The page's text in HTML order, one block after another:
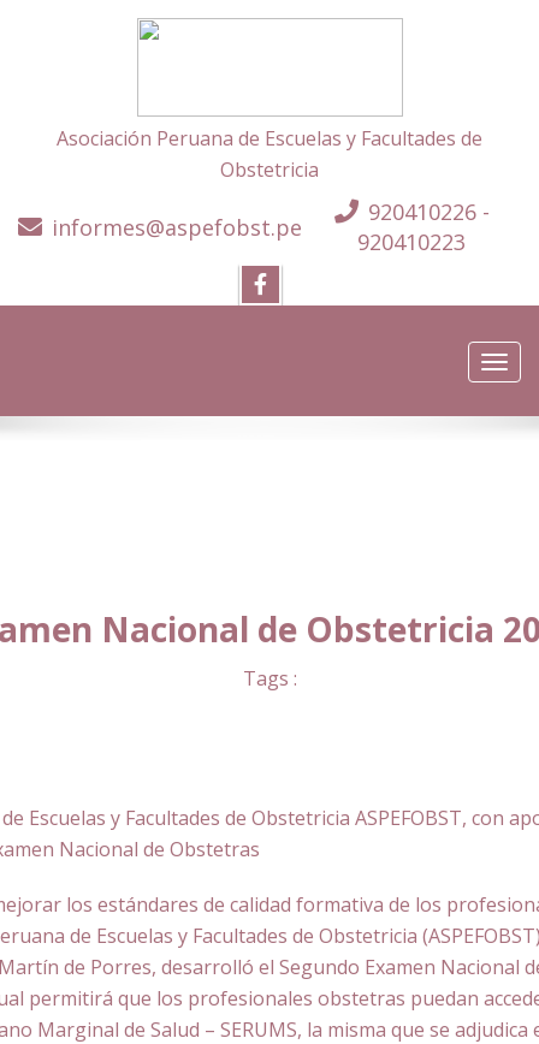
Asociación Peruana de Escuelas y Facultades de
Obstetricia
informes@aspefobst.pe
920410226 -
920410223
Nacional de Obstetricia
Tags :
Escuelas y Facultades de Obstetricia ASPEFOBST, con
Nacional de Obstetras
los estándares de calidad formativa de los
de Escuelas y Facultades de Obstetricia
de Porres, desarrolló el Segundo Examen Nacional
permitirá que los profesionales obstetras puedan
Marginal de Salud – SERUMS, la misma que se adjudica